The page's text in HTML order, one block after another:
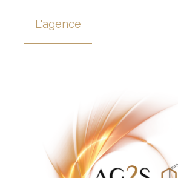
L'agence